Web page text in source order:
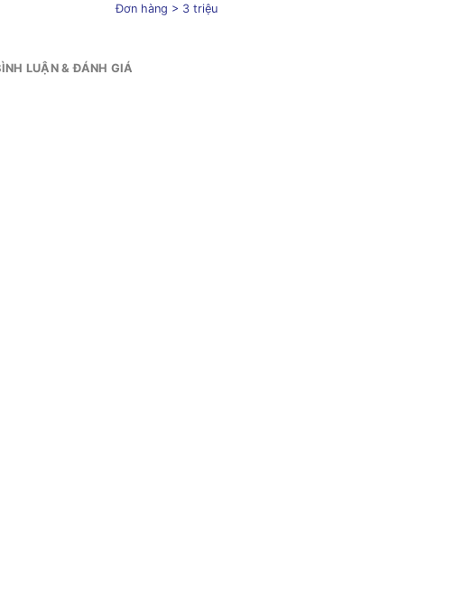
Đơn hàng > 3 triệu
LUẬN & ĐÁNH GIÁ